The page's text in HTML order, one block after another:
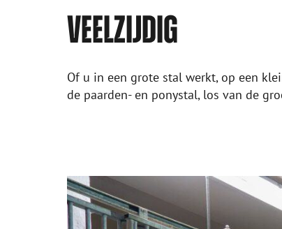
VEELZIJDIG
Of u in een grote stal werkt, op een
de paarden- en ponystal, los van de